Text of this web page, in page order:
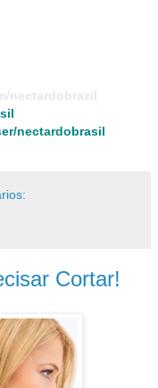
nectardobrazil
nectardobrasil
Cortar!